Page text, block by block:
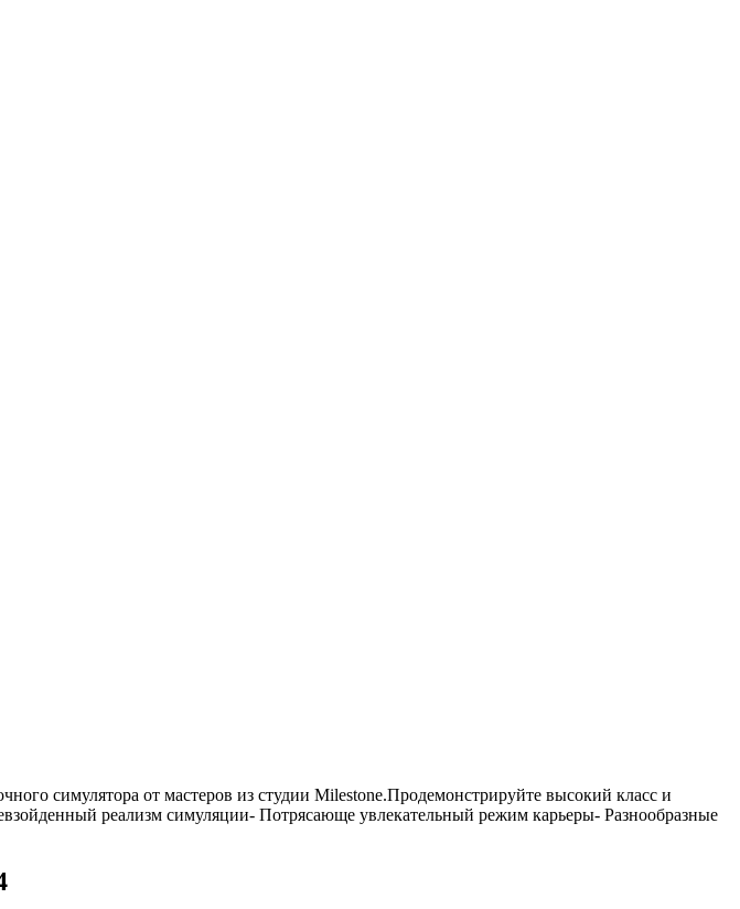
симулятора от мастеров из студии Milestone.Продемонстрируйте высокий класс и
реализм симуляции- Потрясающе увлекательный режим карьеры- Разнообразные